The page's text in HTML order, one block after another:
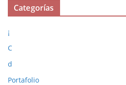
Categorías
¡
C
d
Portafolio